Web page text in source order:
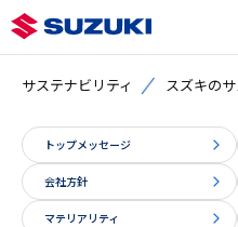
サステナビリティ スズキの
トップメッセージ
会社方針
マテリアリティ